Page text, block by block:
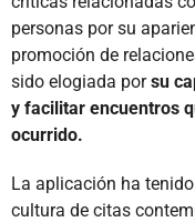
personas por su
promoción de
sido elogiada porsu
y facilitar encuentros
ocurrido.
La aplicación ha
cultura de citas